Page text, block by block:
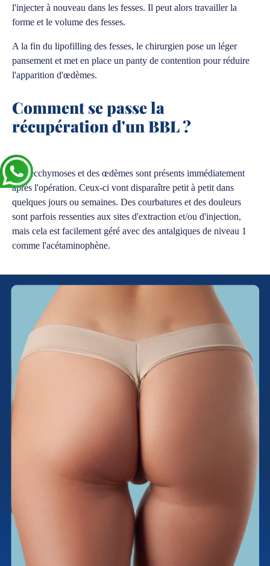
l'injecter à nouveau dans les fesses. Il peut alors travailler la
forme et le volume des fesses.
A la fin du lipofilling des fesses, le chirurgien pose un léger
pansement et met en place un panty de contention pour réduire
l'apparition d'œdèmes.
Comment se passe la
récupération d'un BBL ?
Des ecchymoses et des œdèmes sont présents immédiatement
après l'opération. Ceux-ci vont disparaître petit à petit dans
quelques jours ou semaines. Des courbatures et des douleurs
sont parfois ressenties aux sites d'extraction et/ou d'injection,
mais cela est facilement géré avec des antalgiques de niveau 1
comme l'acétaminophène.